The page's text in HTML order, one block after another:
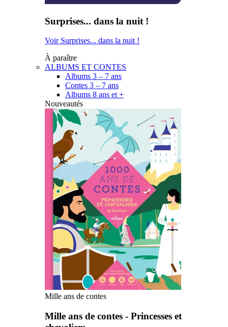
Surprises... dans la nuit !
Voir Surprises... dans la nuit !
À paraître
ALBUMS ET CONTES
Albums 3 – 7 ans
Contes 3 – 7 ans
Albums 8 ans et +
Nouveautés
Mille ans de contes
Mille ans de contes - Princesses et